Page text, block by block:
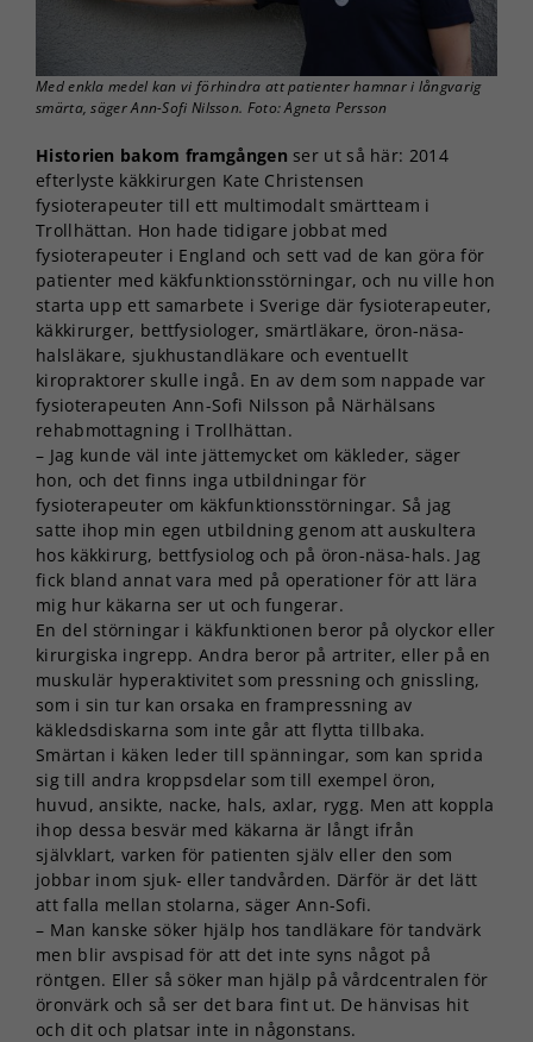
Med enkla medel kan vi förhindra att patienter hamnar i långvarig
smärta, säger Ann-Sofi Nilsson. Foto: Agneta Persson
Historien bakom framgången ser ut så här: 2014
efterlyste käkkirurgen Kate Christensen
fysioterapeuter till ett multimodalt smärtteam i
Trollhättan. Hon hade tidigare jobbat med
fysioterapeuter i England och sett vad de kan göra för
patienter med käkfunktionsstörningar, och nu ville hon
starta upp ett samarbete i Sverige där fysioterapeuter,
käkkirurger, bettfysiologer, smärtläkare, öron-näsa-
halsläkare, sjukhustandläkare och eventuellt
kiropraktorer skulle ingå. En av dem som nappade var
fysioterapeuten Ann-Sofi Nilsson på Närhälsans
rehabmottagning i Trollhättan.
– Jag kunde väl inte jättemycket om käkleder, säger
hon, och det finns inga utbildningar för
fysioterapeuter om käkfunktionsstörningar. Så jag
satte ihop min egen utbildning genom att auskultera
hos käkkirurg, bettfysiolog och på öron-näsa-hals. Jag
fick bland annat vara med på operationer för att lära
mig hur käkarna ser ut och fungerar.
En del störningar i käkfunktionen beror på olyckor eller
kirurgiska ingrepp. Andra beror på artriter, eller på en
muskulär hyperaktivitet som pressning och gnissling,
som i sin tur kan orsaka en frampressning av
käkledsdiskarna som inte går att flytta tillbaka.
Smärtan i käken leder till spänningar, som kan sprida
sig till andra kroppsdelar som till exempel öron,
huvud, ansikte, nacke, hals, axlar, rygg. Men att koppla
ihop dessa besvär med käkarna är långt ifrån
självklart, varken för patienten själv eller den som
jobbar inom sjuk- eller tandvården. Därför är det lätt
att falla mellan stolarna, säger Ann-Sofi.
– Man kanske söker hjälp hos tandläkare för tandvärk
men blir avspisad för att det inte syns något på
röntgen. Eller så söker man hjälp på vårdcentralen för
öronvärk och så ser det bara fint ut. De hänvisas hit
och dit och platsar inte in någonstans.